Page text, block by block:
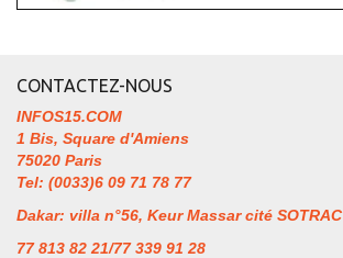
CONTACTEZ-NOUS
INFOS15.COM
1 Bis, Square d'Amiens
75020 Paris
Tel: (0033)6 09 71 78 77
Dakar: villa n°56, Keur Massar cité SOTRAC
77 813 82 21/77 339 91 28